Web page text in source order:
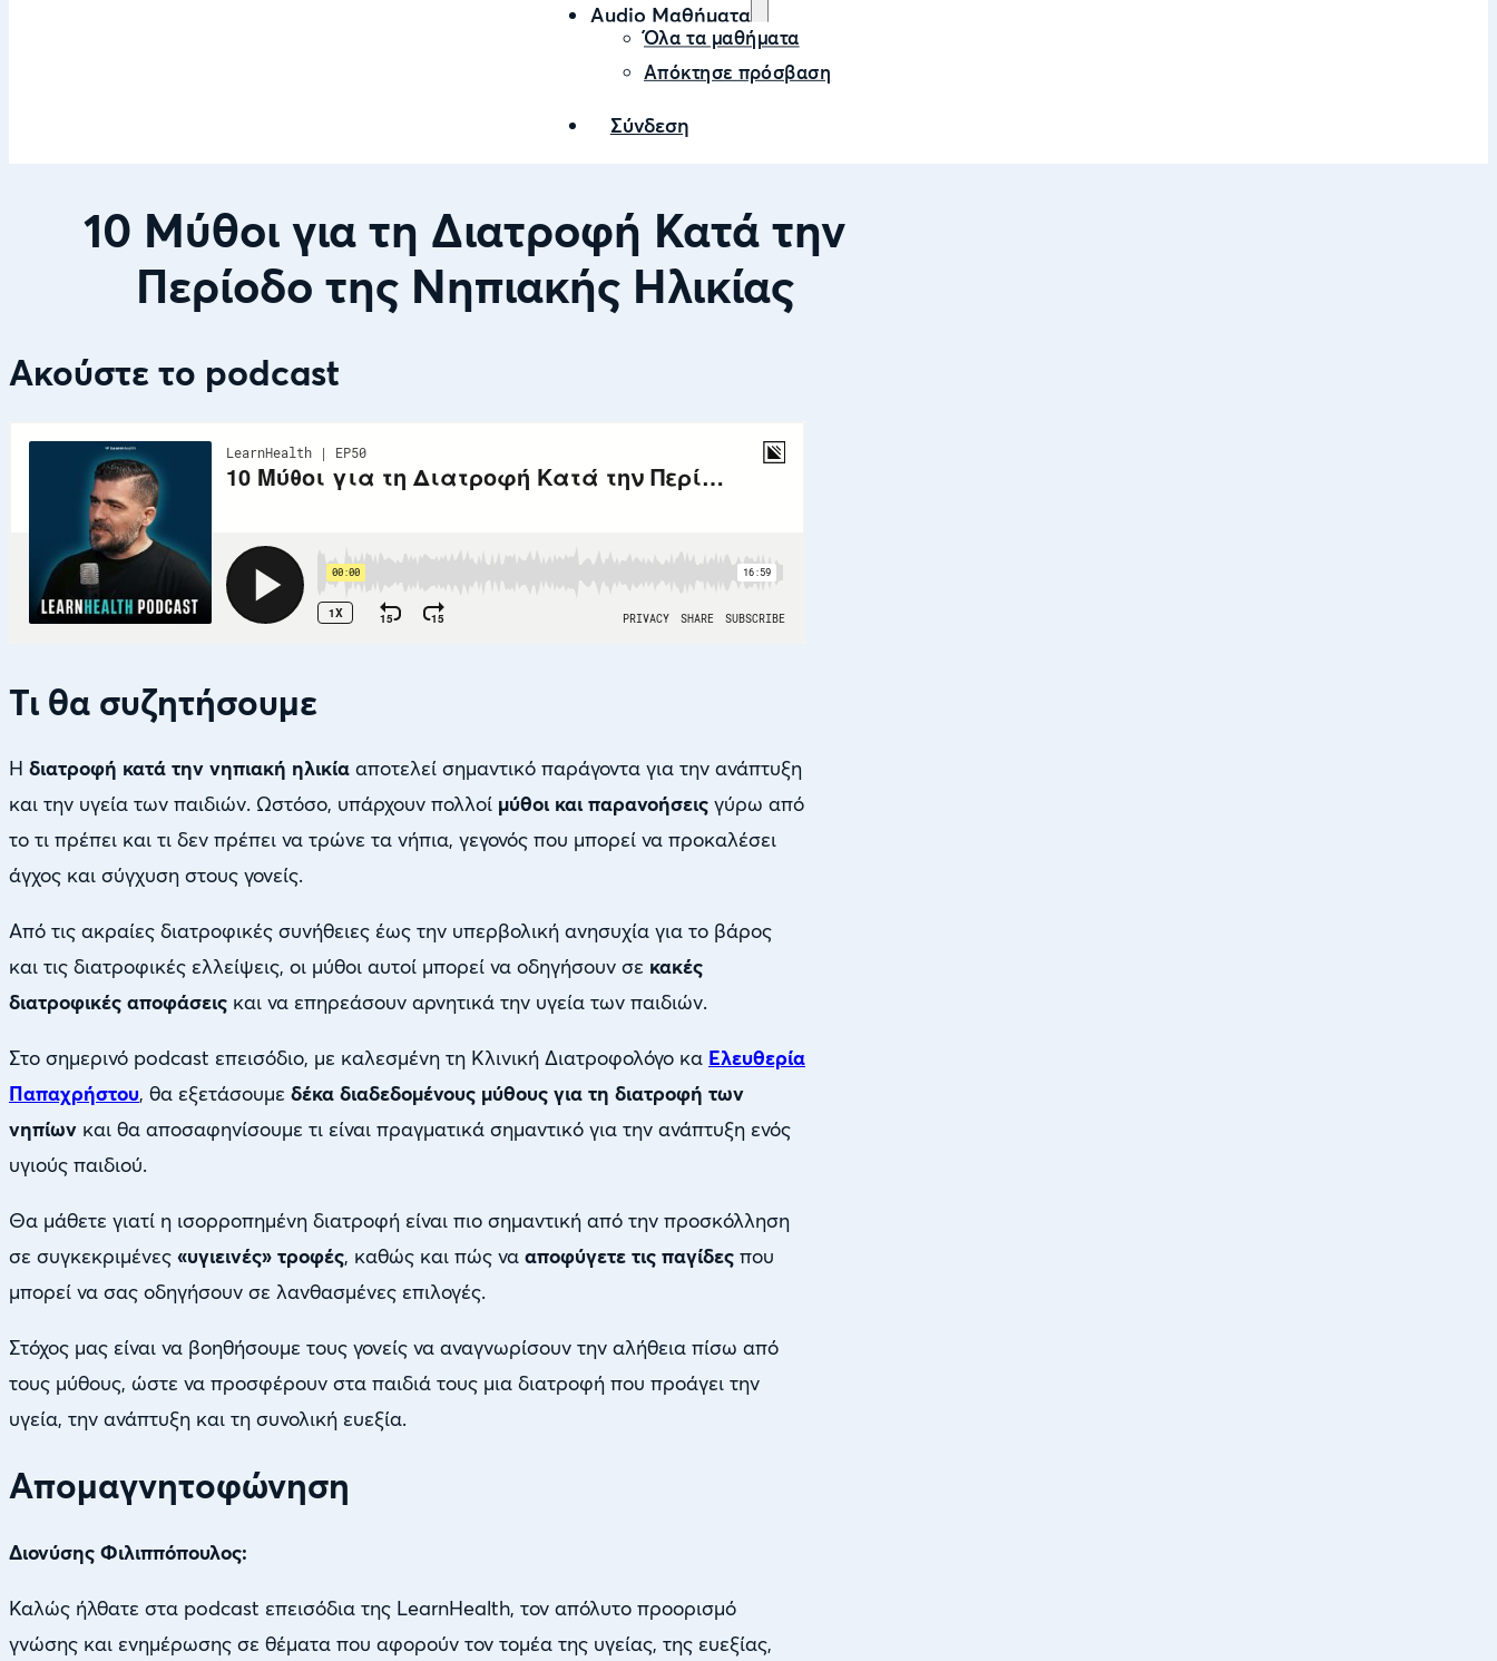
Audio Μαθήματα
Όλα τα μαθήματα
Απόκτησε πρόσβαση
Σύνδεση
10 Μύθοι για τη Διατροφή Κατά την
Περίοδο της Νηπιακής Ηλικίας
Ακούστε το podcast
Τι θα συζητήσουμε
Η διατροφή κατά την νηπιακή ηλικία αποτελεί σημαντικό παράγοντα για την ανάπτυξη
και την υγεία των παιδιών. Ωστόσο, υπάρχουν πολλοί μύθοι και παρανοήσεις γύρω από
το τι πρέπει και τι δεν πρέπει να τρώνε τα νήπια, γεγονός που μπορεί να προκαλέσει
άγχος και σύγχυση στους γονείς.
Από τις ακραίες διατροφικές συνήθειες έως την υπερβολική ανησυχία για το βάρος
και τις διατροφικές ελλείψεις, οι μύθοι αυτοί μπορεί να οδηγήσουν σε κακές
διατροφικές αποφάσεις και να επηρεάσουν αρνητικά την υγεία των παιδιών.
Στο σημερινό podcast επεισόδιο, με καλεσμένη τη Κλινική Διατροφολόγο κα Ελευθερία
Παπαχρήστου, θα εξετάσουμε δέκα διαδεδομένους μύθους για τη διατροφή των
νηπίων και θα αποσαφηνίσουμε τι είναι πραγματικά σημαντικό για την ανάπτυξη ενός
υγιούς παιδιού.
Θα μάθετε γιατί η ισορροπημένη διατροφή είναι πιο σημαντική από την προσκόλληση
σε συγκεκριμένες «υγιεινές» τροφές, καθώς και πώς να αποφύγετε τις παγίδες που
μπορεί να σας οδηγήσουν σε λανθασμένες επιλογές.
Στόχος μας είναι να βοηθήσουμε τους γονείς να αναγνωρίσουν την αλήθεια πίσω από
τους μύθους, ώστε να προσφέρουν στα παιδιά τους μια διατροφή που προάγει την
υγεία, την ανάπτυξη και τη συνολική ευεξία.
Απομαγνητοφώνηση
Διονύσης Φιλιππόπουλος:
Καλώς ήλθατε στα podcast επεισόδια της LearnHealth, τον απόλυτο προορισμό
γνώσης και ενημέρωσης σε θέματα που αφορούν τον τομέα της υγείας, της ευεξίας,